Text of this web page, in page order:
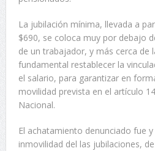
La jubilación mínima, llevada a
$690, se coloca muy por debajo
de un trabajador, y más cerca de
fundamental restablecer la
el salario, para garantizar en
movilidad prevista en el artículo
Nacional.
El achatamiento denunciado fue
inmovilidad del las jubilaciones,